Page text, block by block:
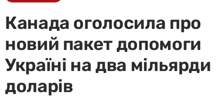
Канада оголосила про
новий пакет допомоги
Україні на два мільярди
доларів